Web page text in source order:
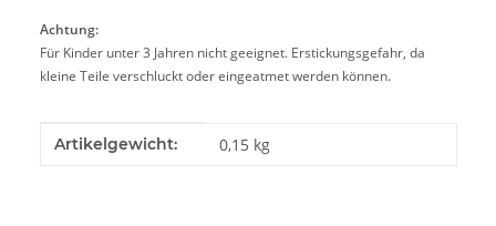
Achtung:
Für Kinder unter 3 Jahren nicht geeignet. Erstickungsgefahr, da
kleine Teile verschluckt oder eingeatmet werden können.
Produkteigenschaft
Wert
Artikelgewicht: 0,15 kg